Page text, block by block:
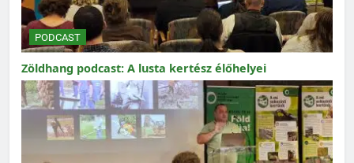
PODCAST
Zöldhang podcast: A lusta kertész élőhelyei